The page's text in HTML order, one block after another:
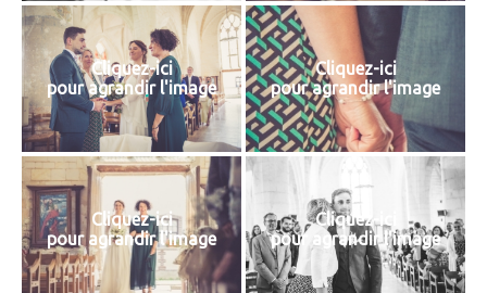
Cliquez-ici
pour agrandir l'image
Cliquez-ici
pour agrandir l'image
Cliquez-ici
pour agrandir l'image
Cliquez-ici
pour agrandir l'image